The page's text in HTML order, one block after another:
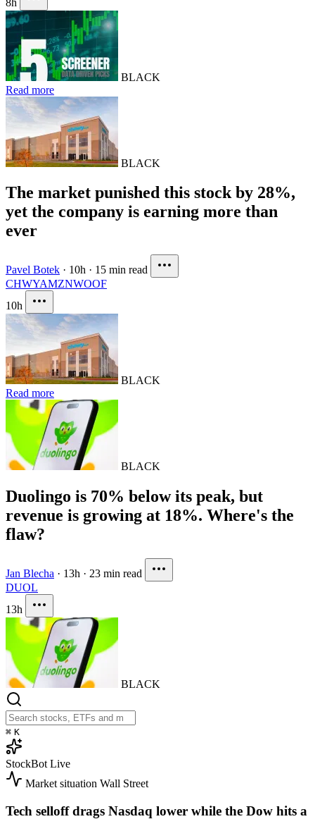
BLACK
Read more
BLACK
The market punished this stock by 28%,
yet the company is earning more than
ever
Pavel Botek · 10h · 15 min read
CHWYAMZNWOOF
10h
BLACK
Read more
BLACK
Duolingo is 70% below its peak, but
revenue is growing at 18%. Where's the
flaw?
Jan Blecha · 13h · 23 min read
DUOL
13h
BLACK
⌘ K
StockBot Live
Market situation Wall Street
Tech selloff drags Nasdaq lower while the Dow hits a